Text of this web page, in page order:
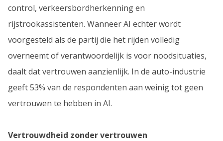
control, verkeersbordherkenning en
rijstrookassistenten. Wanneer AI echter wordt
voorgesteld als de partij die het rijden volledig
overneemt of verantwoordelijk is voor noodsituaties,
daalt dat vertrouwen aanzienlijk. In de auto-industrie
geeft 53% van de respondenten aan weinig tot geen
vertrouwen te hebben in AI.
Vertrouwdheid zonder vertrouwen